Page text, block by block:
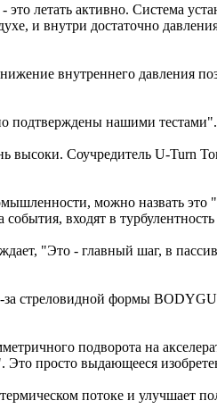
летать активно. Система
и внутри достаточно
внутреннего давления
подтверждены нашими тестами".
высоки. Соучредитель U-Turn
можно назвать
входят в
"Это - главный шаг, в
стреловидной формы
подворота на
просто выдающееся
потоке и улучшает